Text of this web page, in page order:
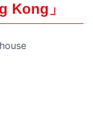
Kong」